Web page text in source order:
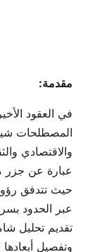
مقدمة:
في العقود
المصطلحات
والاقتصادي
عبارة عن جزر
حيث تتدفق
عبر الحدود
تقديم تحليل
وتفصيل أبعادها